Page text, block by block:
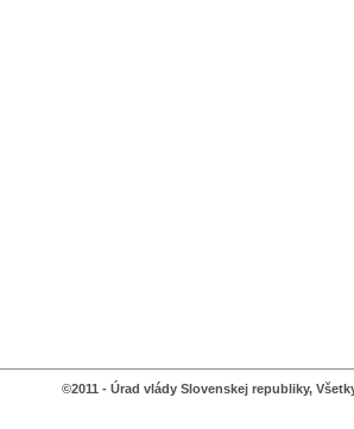
©2011 - Úrad vlády Slovenskej republiky,